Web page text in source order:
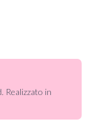
Realizzato in